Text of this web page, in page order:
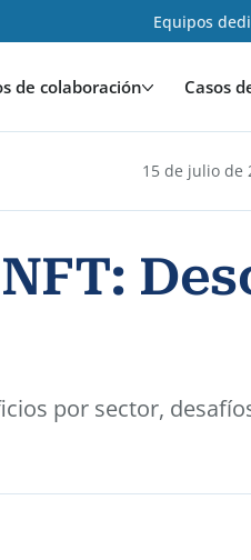
Equipos
de colaboración Casos
15 de julio de
por sector,